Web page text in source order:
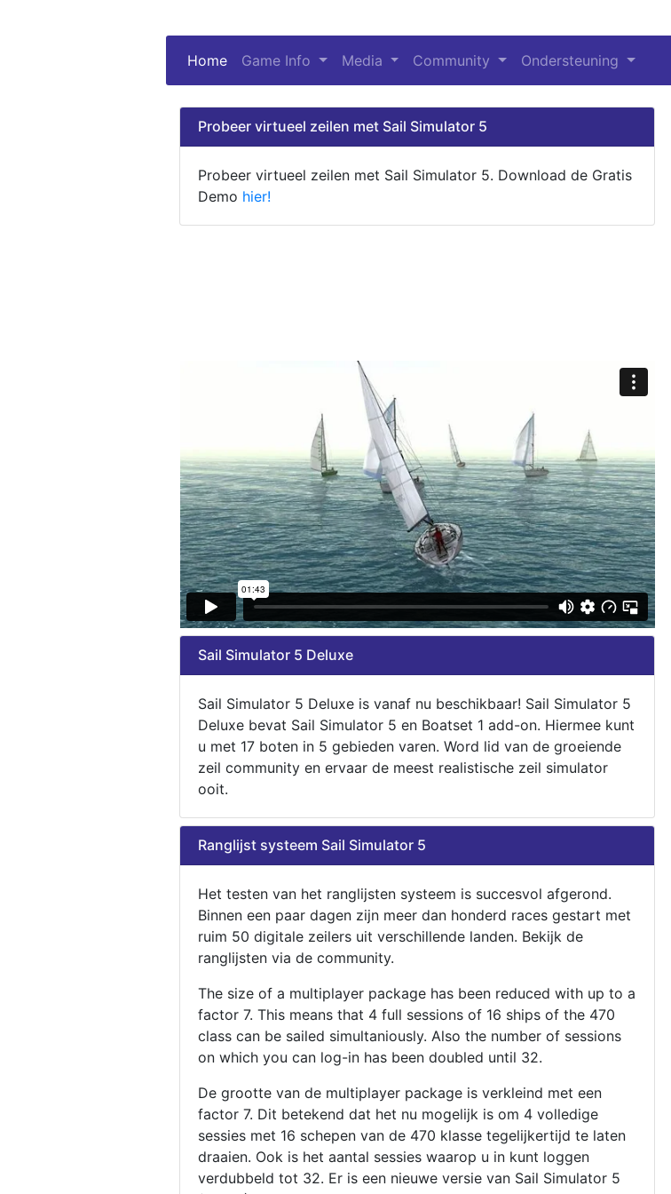
Home (current)
Game Info Media Community Ondersteuning
Probeer virtueel zeilen met Sail Simulator 5
Probeer virtueel zeilen met Sail Simulator 5. Download de Gratis
Demo hier!
Sail Simulator 5 Deluxe
Sail Simulator 5 Deluxe is vanaf nu beschikbaar! Sail Simulator 5
Deluxe bevat Sail Simulator 5 en Boatset 1 add-on. Hiermee kunt
u met 17 boten in 5 gebieden varen. Word lid van de groeiende
zeil community en ervaar de meest realistische zeil simulator
ooit.
Ranglijst systeem Sail Simulator 5
Het testen van het ranglijsten systeem is succesvol afgerond.
Binnen een paar dagen zijn meer dan honderd races gestart met
ruim 50 digitale zeilers uit verschillende landen. Bekijk de
ranglijsten via de community.
The size of a multiplayer package has been reduced with up to a
factor 7. This means that 4 full sessions of 16 ships of the 470
class can be sailed simultaniously. Also the number of sessions
on which you can log-in has been doubled until 32.
De grootte van de multiplayer package is verkleind met een
factor 7. Dit betekend dat het nu mogelijk is om 4 volledige
sessies met 16 schepen van de 470 klasse tegelijkertijd te laten
draaien. Ook is het aantal sessies waarop u in kunt loggen
verdubbeld tot 32. Er is een nieuwe versie van Sail Simulator 5